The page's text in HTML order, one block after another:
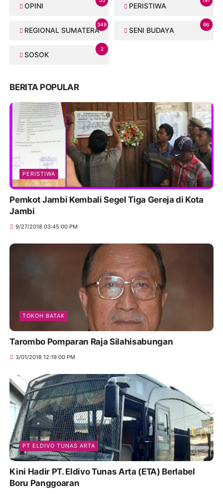
OPINI PERISTIWA
REGIONAL SUMATERA
349
SENI BUDAYA
66
SOSOK
2
BERITA POPULAR
PERISTIWA
Pemkot Jambi Kembali Segel Tiga Gereja di Kota
Jambi
9/27/2018 03:45:00 PM
TOKOH BATAK
Tarombo Pomparan Raja Silahisabungan
3/01/2018 12:19:00 PM
PT ELDIVO TUNAS ARTA
Kini Hadir PT. Eldivo Tunas Arta (ETA) Berlabel
Boru Panggoaran